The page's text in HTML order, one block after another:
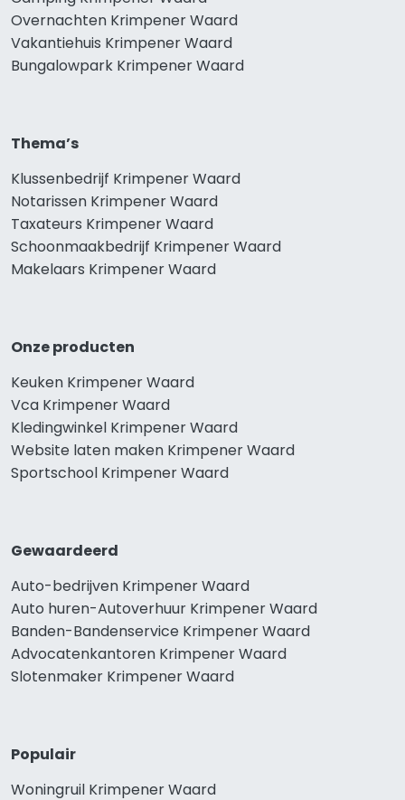
Overnachten Krimpener Waard
Vakantiehuis Krimpener Waard
Bungalowpark Krimpener Waard
Thema’s
Klussenbedrijf Krimpener Waard
Notarissen Krimpener Waard
Taxateurs Krimpener Waard
Schoonmaakbedrijf Krimpener Waard
Makelaars Krimpener Waard
Onze producten
Keuken Krimpener Waard
Vca Krimpener Waard
Kledingwinkel Krimpener Waard
Website laten maken Krimpener Waard
Sportschool Krimpener Waard
Gewaardeerd
Auto-bedrijven Krimpener Waard
Auto huren-Autoverhuur Krimpener Waard
Banden-Bandenservice Krimpener Waard
Advocatenkantoren Krimpener Waard
Slotenmaker Krimpener Waard
Populair
Woningruil Krimpener Waard